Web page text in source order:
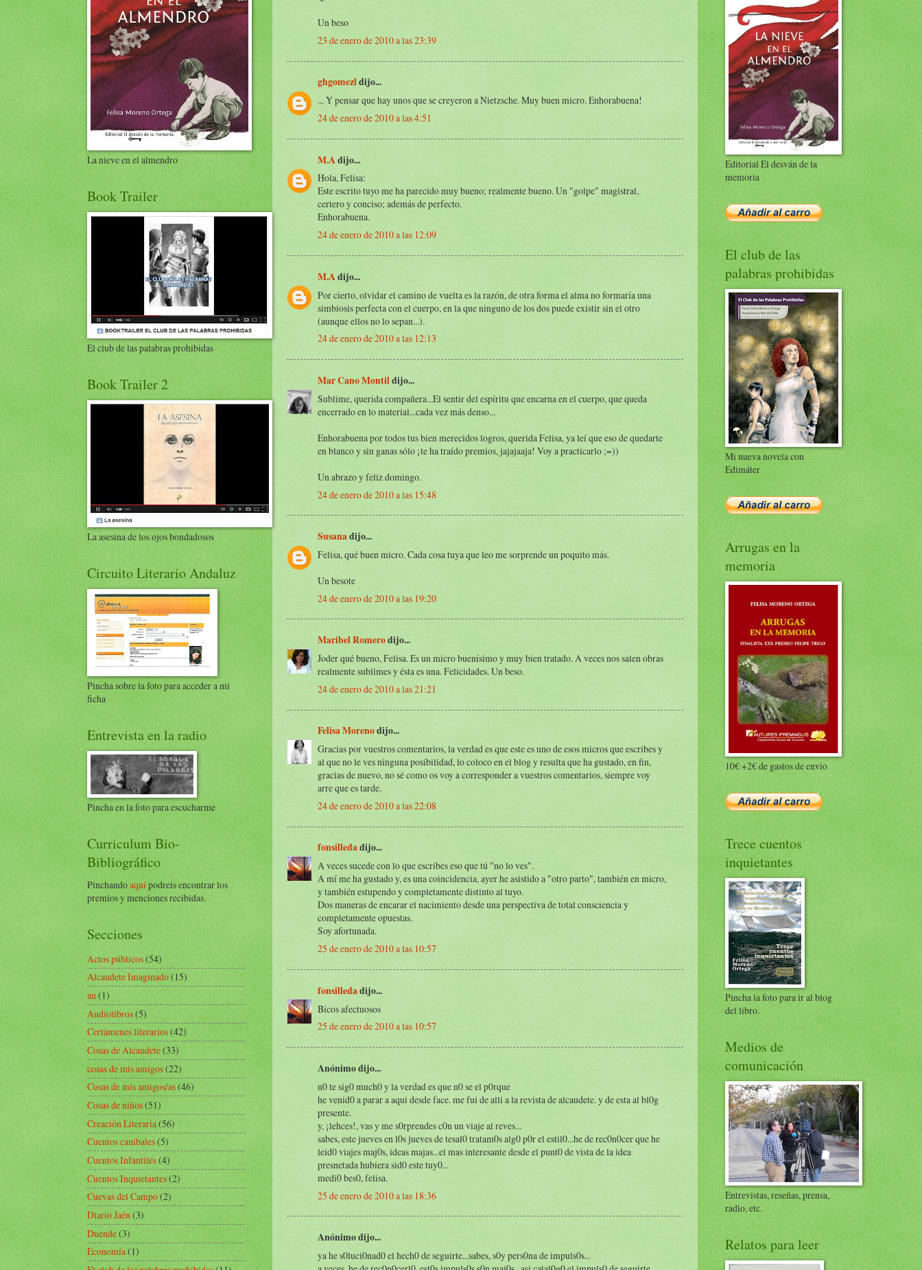
Un beso
23 de enero de 2010 a las 23:39
ghgomezldijo...
... Y pensar que hay unos que se creyeron a Nietzsche. Muy buen micro. Enhorabuena!
24 de enero de 2010 a las 4:51
M.Adijo...
Hola, Felisa:
Este escrito tuyo me ha parecido muy bueno; realmente bueno. Un "golpe" magistral,
certero y conciso; además de perfecto.
Enhorabuena.
24 de enero de 2010 a las 12:09
M.Adijo...
Por cierto, olvidar el camino de vuelta es la razón, de otra forma el alma no formaría una
simbiosis perfecta con el cuerpo, en la que ninguno de los dos puede existir sin el otro
(aunque ellos no lo sepan...).
24 de enero de 2010 a las 12:13
Mar Cano Montildijo...
Sublime, querida compañera...El sentir del espíritu que encarna en el cuerpo, que queda
encerrado en lo material...cada vez más denso...
Enhorabuena por todos tus bien merecidos logros, querida Felisa, ya leí que eso de quedarte
en blanco y sin ganas sólo ¡te ha traído premios, jajajaaja! Voy a practicarlo ;=))
Un abrazo y feliz domingo.
24 de enero de 2010 a las 15:48
Susanadijo...
Felisa, qué buen micro. Cada cosa tuya que leo me sorprende un poquito más.
Un besote
24 de enero de 2010 a las 19:20
Maribel Romerodijo...
Joder qué bueno, Felisa. Es un micro buenísimo y muy bien tratado. A veces nos salen obras
realmente sublimes y ésta es una. Felicidades. Un beso.
24 de enero de 2010 a las 21:21
Felisa Morenodijo...
Gracias por vuestros comentarios, la verdad es que este es uno de esos micros que escribes y
al que no le ves ninguna posibilidad, lo coloco en el blog y resulta que ha gustado, en fin,
gracias de nuevo, no sé como os voy a corresponder a vuestros comentarios, siempre voy
arre que es tarde.
24 de enero de 2010 a las 22:08
fonsilledadijo...
A veces sucede con lo que escribes eso que tú "no lo ves".
A mí me ha gustado y, es una coincidencia, ayer he asistido a "otro parto", también en micro,
y también estupendo y completamente distinto al tuyo.
Dos maneras de encarar el nacimiento desde una perspectiva de total consciencia y
completamente opuestas.
Soy afortunada.
25 de enero de 2010 a las 10:57
fonsilledadijo...
Bicos afectuosos
25 de enero de 2010 a las 10:57
Anónimo dijo...
n0 te sig0 much0 y la verdad es que n0 se el p0rque
he venid0 a parar a aqui desde face. me fui de alli a la revista de alcaudete. y de esta al bl0g
presente.
y, ¡lehces!, vas y me s0rprendes c0n un viaje al reves...
sabes, este jueves en l0s jueves de tesal0 tratam0s alg0 p0r el estil0...he de rec0n0cer que he
leid0 viajes maj0s, ideas majas...el mas interesante desde el punt0 de vista de la idea
presnetada hubiera sid0 este tuy0...
medi0 bes0, felisa.
25 de enero de 2010 a las 18:36
Anónimo dijo...
ya he s0luci0nad0 el hech0 de seguirte...sabes, s0y pers0na de impuls0s...
La nieve en el almendro
Book Trailer
El club de las palabras prohibidas
Book Trailer 2
La asesina de los ojos bondadosos
Circuito Literario Andaluz
Pincha sobre la foto para acceder a mi
ficha
Entrevista en la radio
Pincha en la foto para escucharme
Curriculum Bio-
Bibliográfico
Pinchandoaquípodreis encontrar los
premios y menciones recibidas.
Secciones
Actos públicos(54)
Alcaudete Imaginado(15)
au(1)
Audiolibros(5)
Certámenes literarios(42)
Cosas de Alcaudete(33)
cosas de mis amigos(22)
Cosas de mis amigos/as(46)
Cosas de niños(51)
Creación Literaria(56)
Cuentos caníbales(5)
Cuentos Infantiles(4)
Cuentos Inquietantes(2)
Cuevas del Campo(2)
Diario Jaén(3)
Duende(3)
Economía(1)
Editorial El desván de la
memoria
El club de las
palabras prohibidas
Mi nueva novela con
Edimáter
Arrugas en la
memoria
10€ +2€ de gastos de envío
Trece cuentos
inquietantes
Pincha la foto para ir al blog
del libro.
Medios de
comunicación
Entrevistas, reseñas, prensa,
radio, etc.
Relatos para leer